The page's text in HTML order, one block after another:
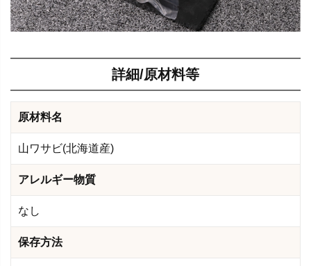
詳細/原材料等
原材料名
山ワサビ(北海道産)
アレルギー物質
なし
保存方法